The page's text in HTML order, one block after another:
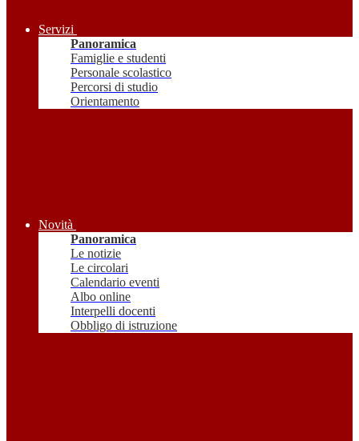
Servizi
Panoramica
Famiglie e studenti
Personale scolastico
Percorsi di studio
Orientamento
Novità
Panoramica
Le notizie
Le circolari
Calendario eventi
Albo online
Interpelli docenti
Obbligo di istruzione